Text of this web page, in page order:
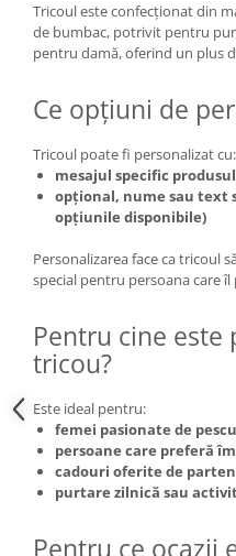
Tricoul este confecționat din
de bumbac, potrivit pentru
pentru damă, oferind un plus
Ce opțiuni de
Tricoul poate fi personalizat cu:
mesajul specific
opțional, nume sau text
opțiunile disponibile)
Personalizarea face ca tricoul
special pentru persoana care îl
Pentru cine este
tricou?
Este ideal pentru:
femei pasionate de
persoane care preferă
cadouri oferite de
purtare zilnică sau
Pentru ce ocazii